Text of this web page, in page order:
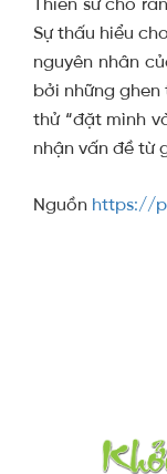
Sự thấu hiểu
nguyên nhân
bởi những ghen
thử “đặt mình
nhận vấn đề từ
Nguồn https://